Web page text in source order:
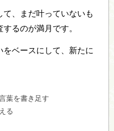
、まだ叶っていないも
るのが満月です。
ベースにして、新たに
葉を書き足す
る